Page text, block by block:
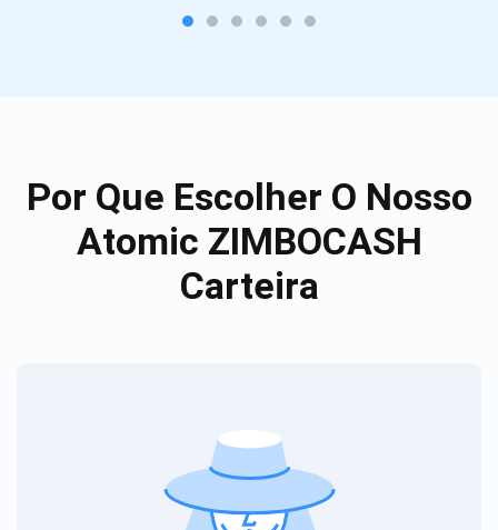
Por Que Escolher O Nosso
Atomic ZIMBOCASH
Carteira